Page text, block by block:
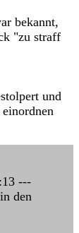
bekannt,
"zu straff
und
---
den